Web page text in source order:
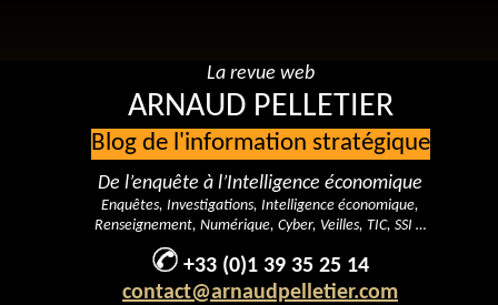
La revue web
ARNAUD PELLETIER
Blog de l'information stratégique
De l’enquête à l’Intelligence économique
Enquêtes, Investigations, Intelligence économique,
Renseignement, Numérique, Cyber, Veilles, TIC, SSI …
+33 (0)1 39 35 25 14
contact@arnaudpelletier.com